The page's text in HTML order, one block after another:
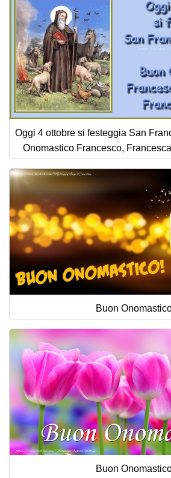
Oggi 4 ottobre si festeggia San
Onomastico Francesco,
Buon
Buon